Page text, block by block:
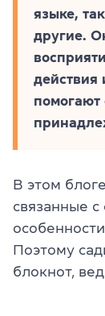
языке,
другие.
действия
В этом
связанные
Поэтому
блокнот,